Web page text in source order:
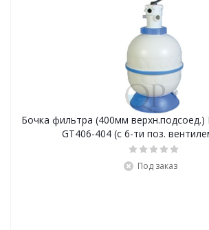
Бочка фильтра (400мм верхн.подсоед.)
GT406-404 (с 6-ти поз.
Под заказ